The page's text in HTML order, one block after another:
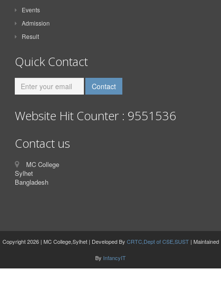
Events
Admission
Result
Quick Contact
Website Hit Counter : 9551536
Contact us
MC College
Sylhet
Bangladesh
Copyright 2026 | MC College,Sylhet | Developed By CRTC,Dept of CSE,SUST| Maintained
By InfancyIT